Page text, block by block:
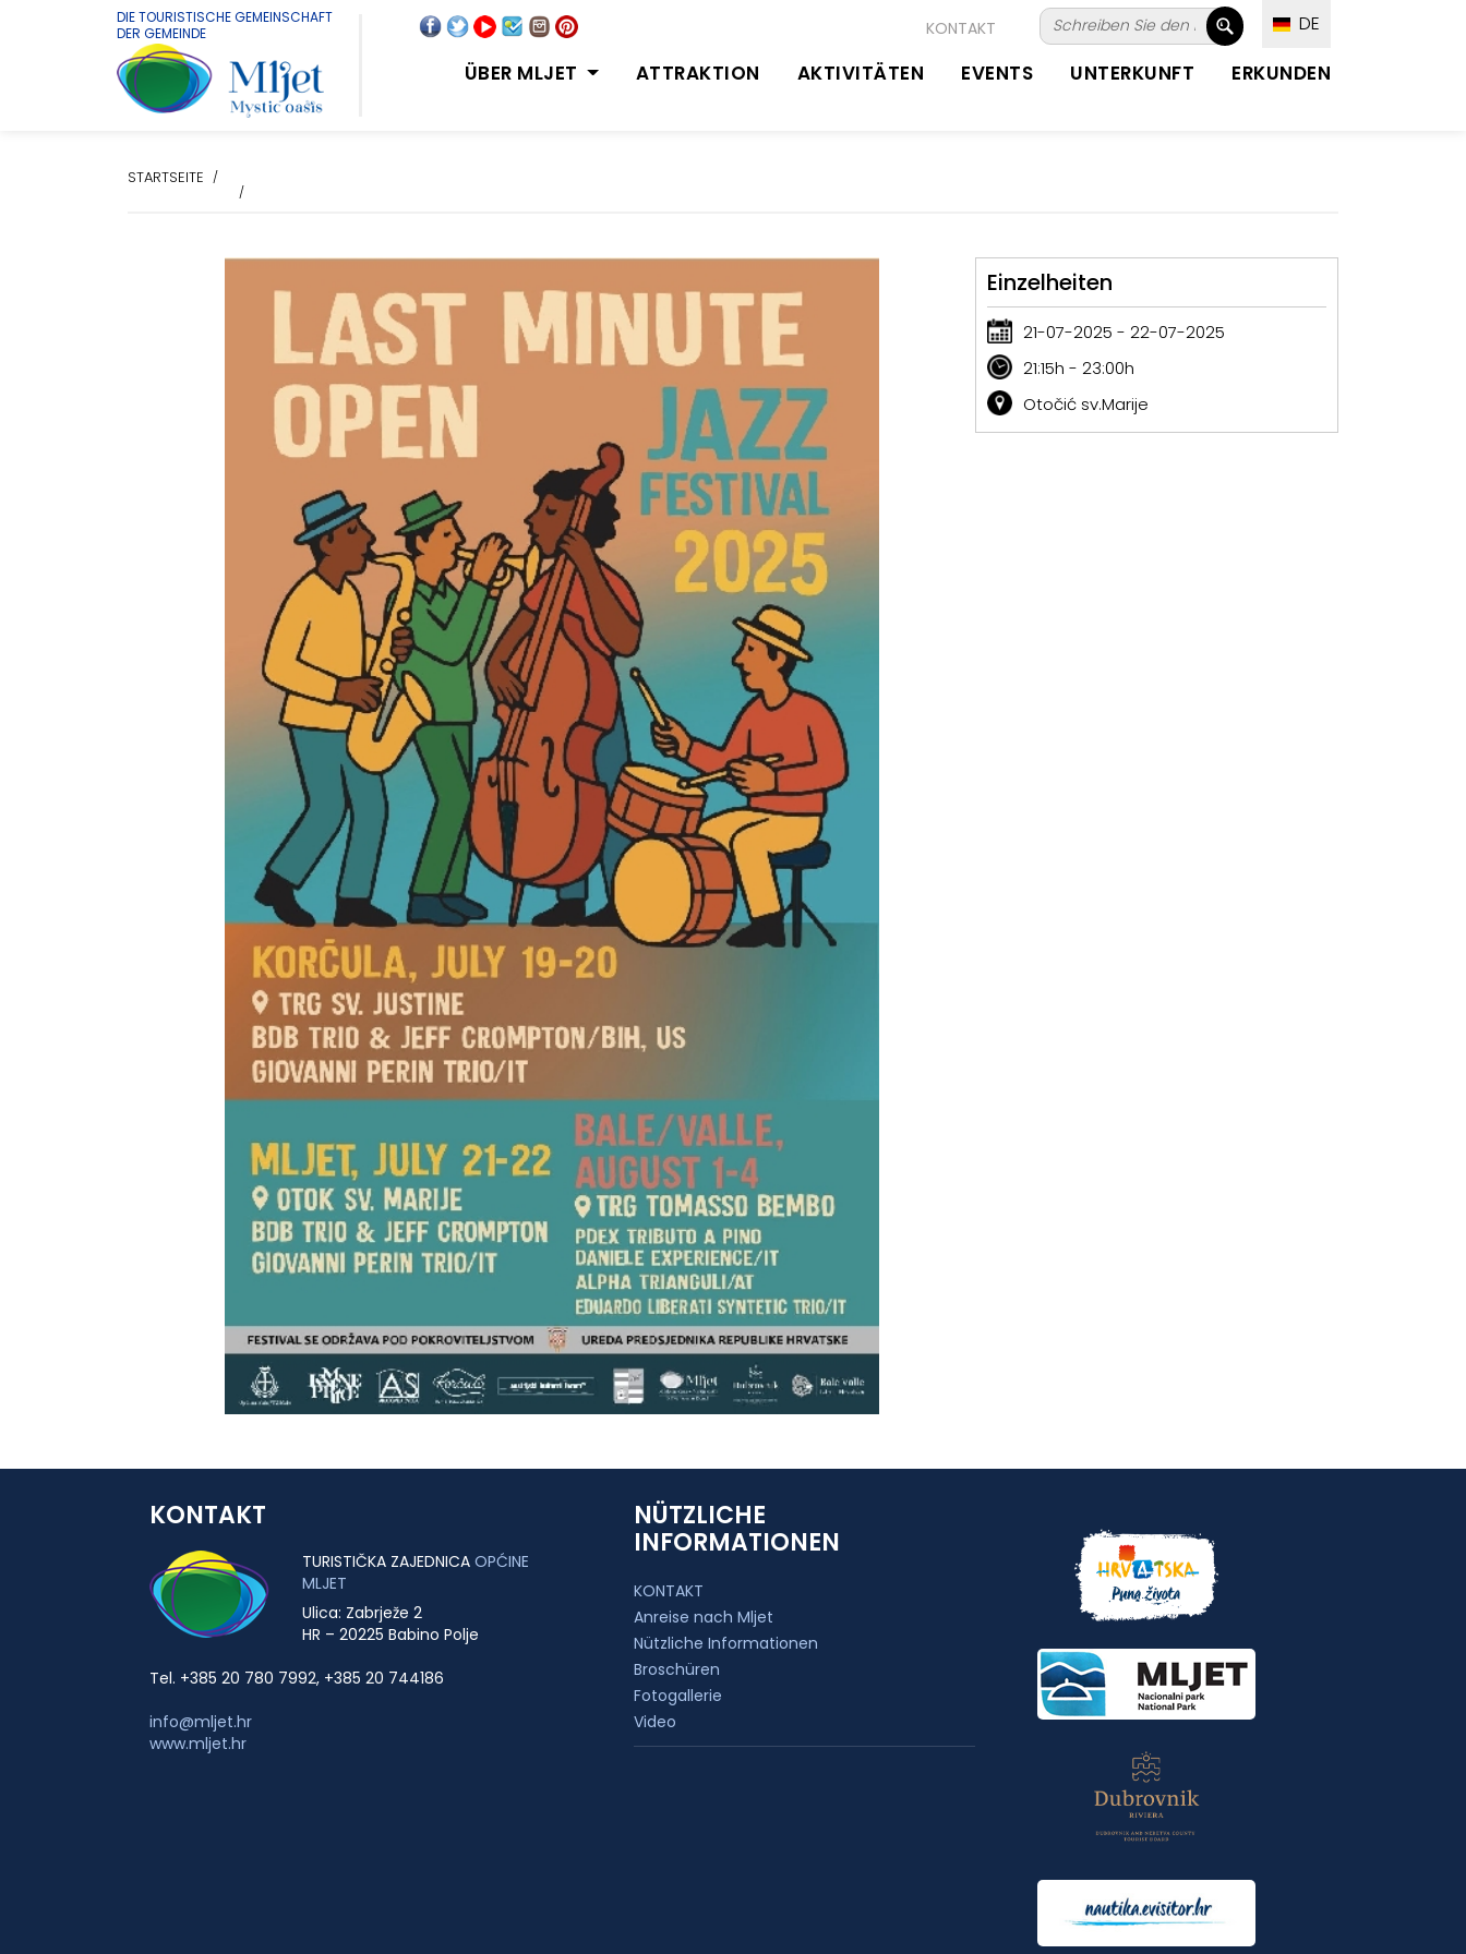
KONTAKT DE
DIE TOURISTISCHE GEMEINSCHAFT
DER GEMEINDE
ÜBER MLJET ATTRAKTION AKTIVITÄTEN EVENTS UNTERKUNFT ERKUNDEN
STARTSEITE
Einzelheiten
21-07-2025 - 22-07-2025
21:15h - 23:00h
Otočić sv.Marije
KONTAKT
TURISTIČKA ZAJEDNICA OPĆINE
MLJET
Ulica: Zabrježe 2
HR – 20225 Babino Polje
Tel. +385 20 780 7992, +385 20 744186
info@mljet.hr
www.mljet.hr
NÜTZLICHE
INFORMATIONEN
KONTAKT
Anreise nach Mljet
Nützliche Informationen
Broschüren
Fotogallerie
Video